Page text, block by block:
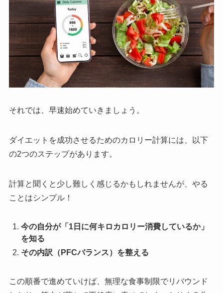
それでは、早速始めていきましょう。
ダイエットを成功させるためのカロリー計算には、以下
の2つのステップがあります。
計算と聞くと少し難しく感じるかもしれませんが、やる
ことはシンプル！
今の自分が「1日に何キロカロリー消費しているか」
を知る
その内訳（PFCバランス）を整える
この順番で進めていけば、無理な食事制限でリバウンド